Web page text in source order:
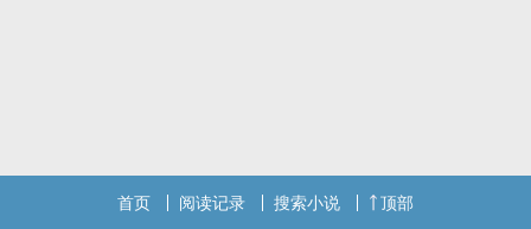
首页 阅读记录 搜索小说 顶部